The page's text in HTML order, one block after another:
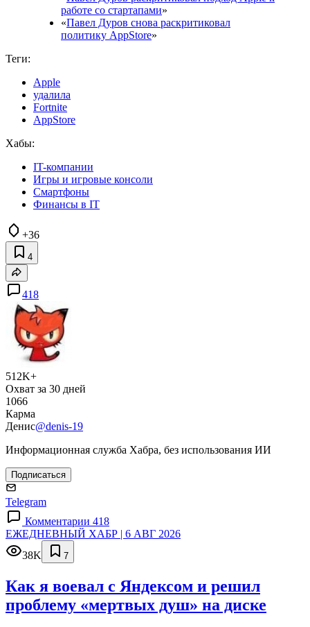
работе со стартапами»
«Павел Дуров снова раскритиковал
политику AppStore»
Теги:
Apple
удалила
Fortnite
AppStore
Хабы:
IT-компании
Игры и игровые консоли
Смартфоны
Финансы в IT
+36
4
418
512K+
Охват за 30 дней
1066
Карма
Денис@denis-19
Информационная служба Хабра, без использования ИИ
Подписаться
Telegram
Комментарии 418
ЕЖЕДНЕВНЫЙ ХАБР | 6 АВГ 2026
38K
7
Как я воевал с Яндексом и решил
проблему «мертвых душ» на диске